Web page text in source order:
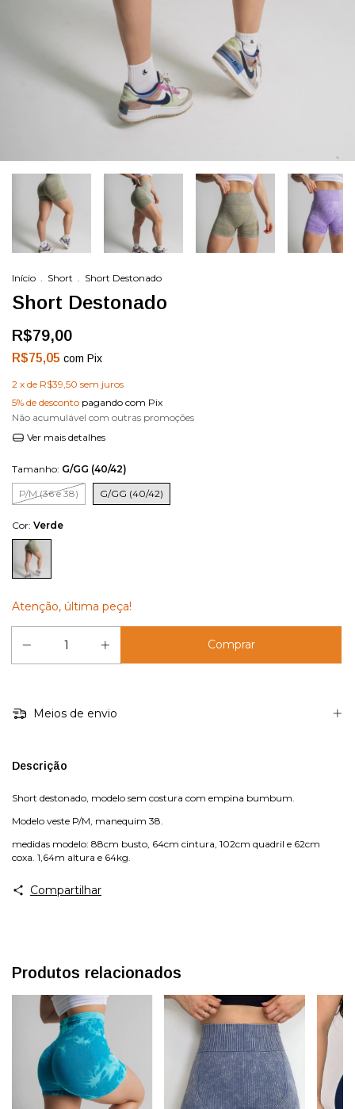
Início . Short . Short Destonado
Short Destonado
R$79,00
R$75,05 com Pix
2 x de R$39,50 sem juros
5% de desconto pagando com Pix
Não acumulável com outras promoções
Ver mais detalhes
Tamanho: G/GG (40/42)
P/M (36 e 38) G/GG (40/42)
Cor: Verde
Atenção, última peça!
Meios de envio
Descrição
Short destonado, modelo sem costura com empina bumbum.
Modelo veste P/M, manequim 38.
medidas modelo: 88cm busto, 64cm cintura, 102cm quadril e 62cm
coxa. 1,64m altura e 64kg.
Compartilhar
Produtos relacionados